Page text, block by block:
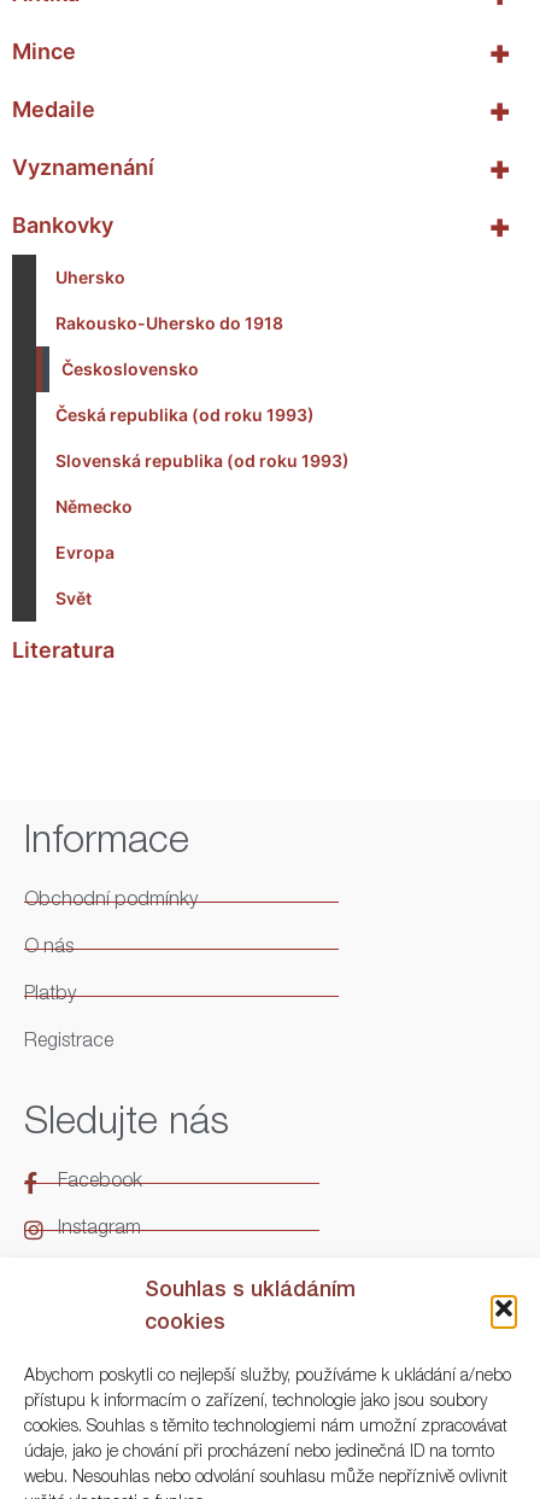
Souhlas s ukládáním
cookies
Abychom poskytli co nejlepší služby, používáme k ukládání a/nebo
přístupu k informacím o zařízení, technologie jako jsou soubory
cookies. Souhlas s těmito technologiemi nám umožní zpracovávat
údaje, jako je chování při procházení nebo jedinečná ID na tomto
webu. Nesouhlas nebo odvolání souhlasu může nepříznivě ovlivnit
+
Mince
+
Medaile
+
Vyznamenání
+
Bankovky
Uhersko
Rakousko-Uhersko do 1918
Československo
Česká republika (od roku 1993)
Slovenská republika (od roku 1993)
Německo
Evropa
Svět
Literatura
Informace
Obchodní podmínky
O nás
Platby
Registrace
Sledujte nás
Facebook
Instagram
Kontakt
ARGO Numismatika
Korunní 83, Praha 3